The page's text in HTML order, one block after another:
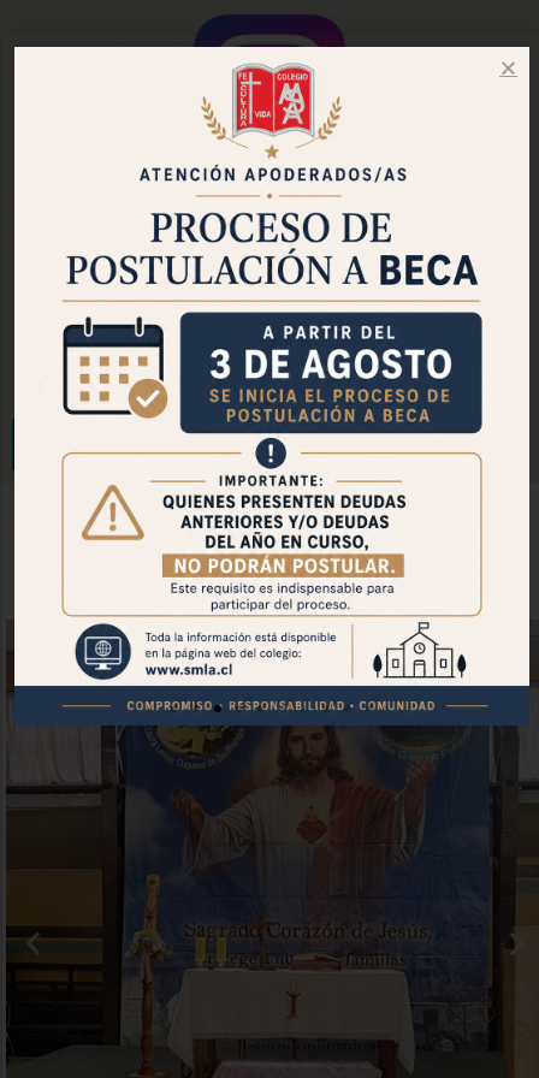
Instagram Oficial
Facebook Pastoral